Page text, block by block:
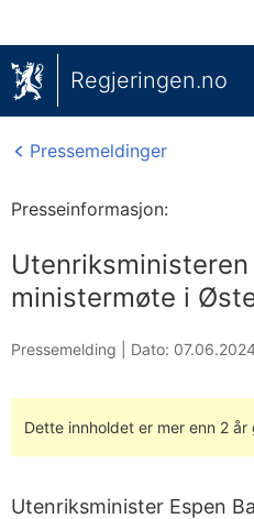
Regjeringen.no
Pressemeldinger
Presseinformasjon:
ministermøte i
Pressemelding | Dato:
Dette innholdet er mer enn 2 år
Utenriksminister Espen